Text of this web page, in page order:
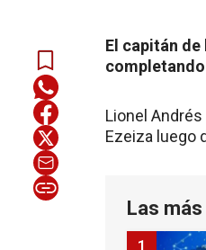
El capitán
Lionel
Ezeiza luego
Las
1